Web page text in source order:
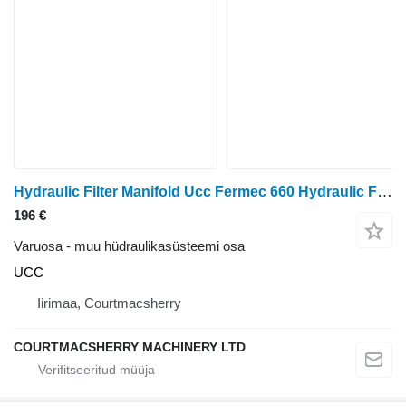
Hydraulic Filter Manifold Ucc Fermec 660 Hydraulic Filter Manifold Ucc UCC
196 €
Varuosa - muu hüdraulikasüsteemi osa
UCC
Iirimaa, Courtmacsherry
COURTMACSHERRY MACHINERY LTD